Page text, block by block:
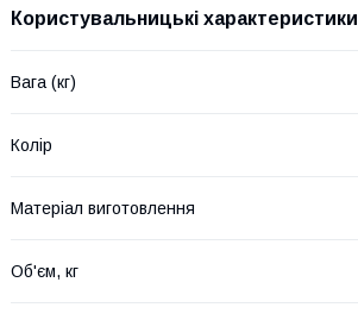
Користувальницькі характеристики
Вага (кг)
Колір
Матеріал виготовлення
Об'єм, кг